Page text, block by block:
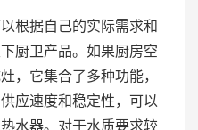
根据自己的实际需求和
厨卫产品。如果厨房空
，它集合了多种功能，
应速度和稳定性，可以
水器。对于水质要求较